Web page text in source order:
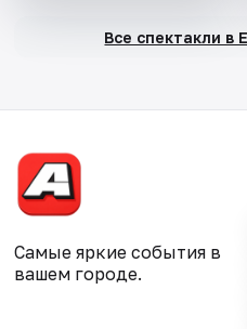
Все спектакли в
Самые яркие события в
вашем городе.